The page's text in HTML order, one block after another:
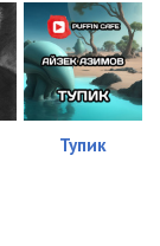
Тупик